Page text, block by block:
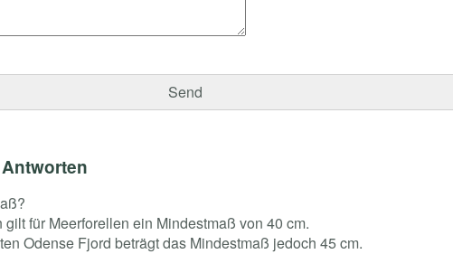
für Meerforellen ein Mindestmaß von 40 cm.
Odense Fjord beträgt das Mindestmaß jedoch 45 cm.